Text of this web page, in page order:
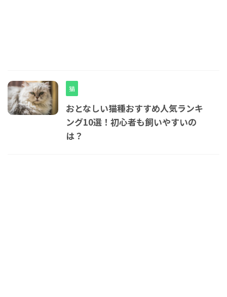
猫
おとなしい猫種おすすめ人気ランキ
ング10選！初心者も飼いやすいの
は？